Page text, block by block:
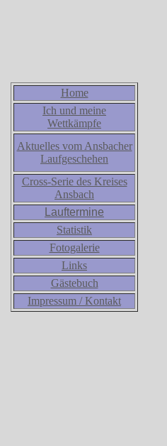
Home
Ich und meine
Wettkämpfe
Aktuelles vom Ansbacher
Laufgeschehen
Cross-Serie des Kreises
Ansbach
Lauftermine
Statistik
Fotogalerie
Links
Gästebuch
Impressum / Kontakt